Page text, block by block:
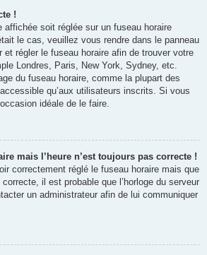
!
affichée soit réglée sur un fuseau horaire
le cas, veuillez vous rendre dans le panneau
et régler le fuseau horaire afin de trouver votre
Londres, Paris, New York, Sydney, etc.
du fuseau horaire, comme la plupart des
qu’aux utilisateurs inscrits. Si vous
idéale de le faire.
mais l’heure n’est toujours pas correcte !
correctement réglé le fuseau horaire mais que
correcte, il est probable que l’horloge du serveur
un administrateur afin de lui communiquer